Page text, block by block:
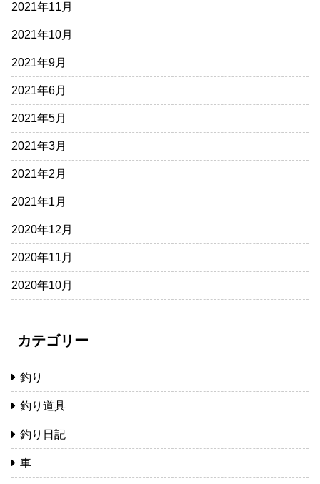
2021年11月
2021年10月
2021年9月
2021年6月
2021年5月
2021年3月
2021年2月
2021年1月
2020年12月
2020年11月
2020年10月
カテゴリー
釣り
釣り道具
釣り日記
車